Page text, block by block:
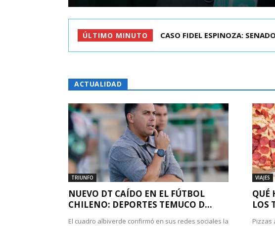
ÚLTIMO MINUTO TC ADMITE A TRÁMITE Y
ACTUALIDAD
TRIUNFO
NUEVO DT CAÍDO EN EL FÚTBOL
CHILENO: DEPORTES TEMUCO D...
El cuadro albiverde confirmó en sus redes sociales la
VIAJES
QUÉ
LOS
Pizzas